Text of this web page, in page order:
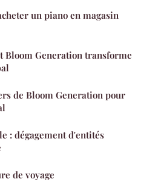
un piano en magasin
Bloom Generation transforme
de Bloom Generation pour
: dégagement d'entités
de voyage